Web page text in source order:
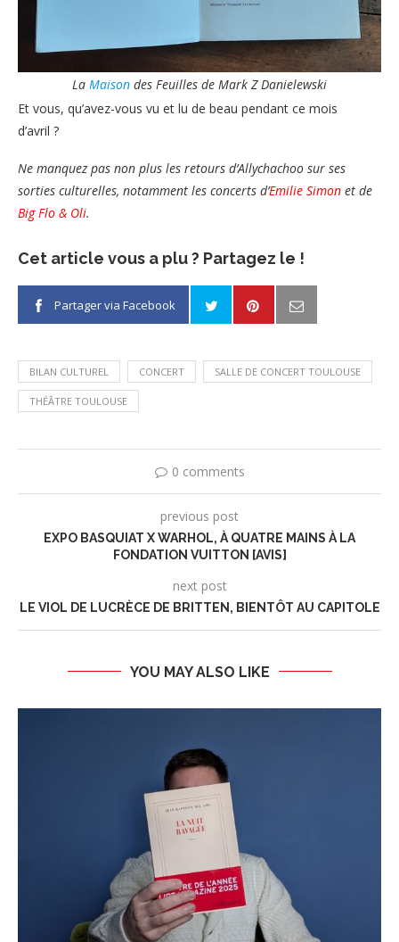
La Maison des Feuilles de Mark Z Danielewski
Et vous, qu’avez-vous vu et lu de beau pendant ce mois
d’avril ?
Ne manquez pas non plus les retours d’Allychachoo sur ses
sorties culturelles, notamment les concerts d’Emilie Simon et de
Big Flo & Oli.
Cet article vous a plu ? Partagez le !
Partager via Facebook
BILAN CULTUREL CONCERT SALLE DE CONCERT TOULOUSE
THÉÂTRE TOULOUSE
0 comments
previous post
EXPO BASQUIAT X WARHOL, À QUATRE MAINS À LA
FONDATION VUITTON [AVIS]
next post
LE VIOL DE LUCRÈCE DE BRITTEN, BIENTÔT AU CAPITOLE
YOU MAY ALSO LIKE